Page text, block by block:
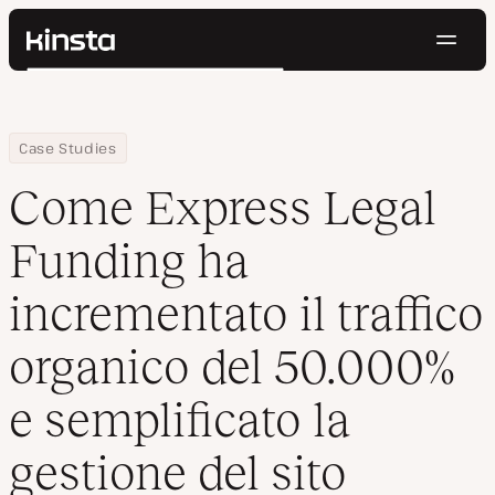
Kinsta®
Prezzi
Contatti
Cerca
Home
Azienda
Case Studies
Come Express Legal Funding ha incrementato il traffico
Come Express Legal
Funding ha
incrementato il traffico
organico del 50.000%
e semplificato la
gestione del sito